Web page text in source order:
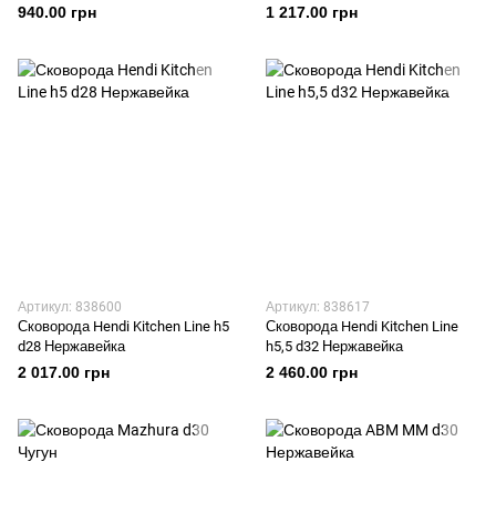
940.00 грн 1 217.00 грн
Артикул: 838600
Сковорода Hendi Kitchen Line h5
d28 Нержавейка
2 017.00 грн
Артикул: 838617
Сковорода Hendi Kitchen Line
h5,5 d32 Нержавейка
2 460.00 грн